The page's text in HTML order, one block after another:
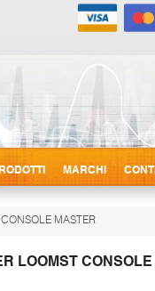
MARCHI
MASTER
LOOMST